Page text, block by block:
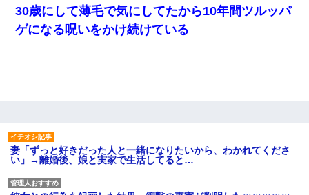
30歳にして薄毛で気にしてたから10年間ツルッパ
ゲになる呪いをかけ続けている
妻「ずっと好きだった人と一緒になりたいから、わかれてくださ
い」→離婚後、娘と実家で生活してると…